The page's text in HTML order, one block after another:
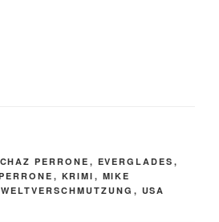
CHAZ PERRONE , EVERGLADES ,
, KRIMI , MIKE
, USA